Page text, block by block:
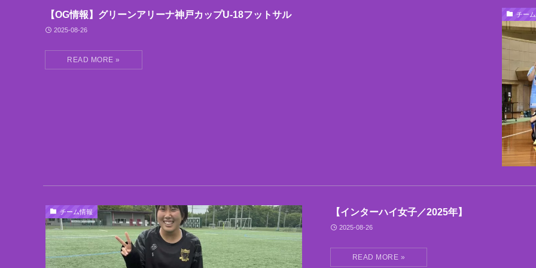
チー
【OG情報】グリーンアリーナ神戸カップU-18フットサル
2025-08-26
チーム情報 【インターハイ女子／2025年】
2025-08-26